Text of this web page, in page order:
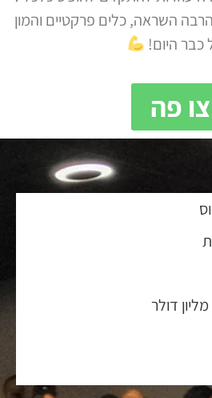
השראה, כלים פרקטיים והמון
כבר היום!
פה
דולר